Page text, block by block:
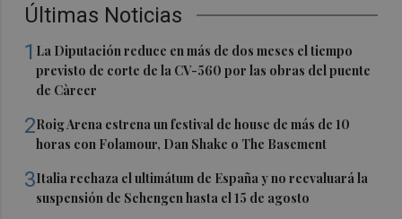
Últimas Noticias
1 La Diputación reduce en más de dos meses el tiempo
previsto de corte de la CV-560 por las obras del puente
de Càrcer
2Roig Arena estrena un festival de house de más de 10
horas con Folamour, Dan Shake o The Basement
3Italia rechaza el ultimátum de España y no reevaluará la
suspensión de Schengen hasta el 15 de agosto